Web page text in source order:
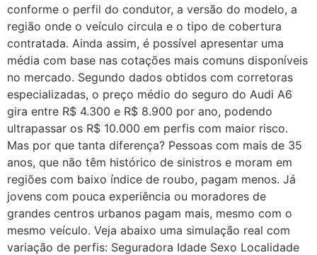
conforme o perfil do condutor, a versão do modelo, a
região onde o veículo circula e o tipo de cobertura
contratada. Ainda assim, é possível apresentar uma
média com base nas cotações mais comuns disponíveis
no mercado. Segundo dados obtidos com corretoras
especializadas, o preço médio do seguro do Audi A6
gira entre R$ 4.300 e R$ 8.900 por ano, podendo
ultrapassar os R$ 10.000 em perfis com maior risco.
Mas por que tanta diferença? Pessoas com mais de 35
anos, que não têm histórico de sinistros e moram em
regiões com baixo índice de roubo, pagam menos. Já
jovens com pouca experiência ou moradores de
grandes centros urbanos pagam mais, mesmo com o
mesmo veículo. Veja abaixo uma simulação real com
variação de perfis: Seguradora Idade Sexo Localidade